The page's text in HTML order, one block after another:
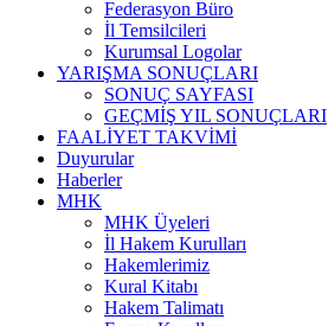
Federasyon Büro
İl Temsilcileri
Kurumsal Logolar
YARIŞMA SONUÇLARI
SONUÇ SAYFASI
GEÇMİŞ YIL SONUÇLARI
FAALİYET TAKVİMİ
Duyurular
Haberler
MHK
MHK Üyeleri
İl Hakem Kurulları
Hakemlerimiz
Kural Kitabı
Hakem Talimatı